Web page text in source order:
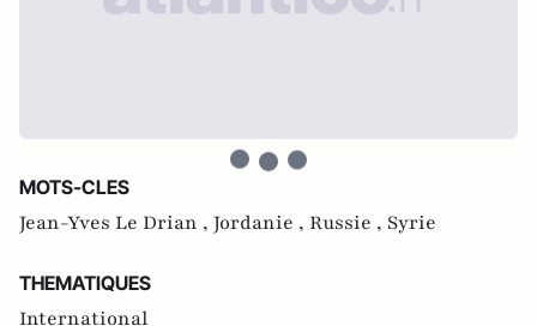
MOTS-CLES
Jean-Yves Le Drian , Jordanie , Russie , Syrie
THEMATIQUES
International